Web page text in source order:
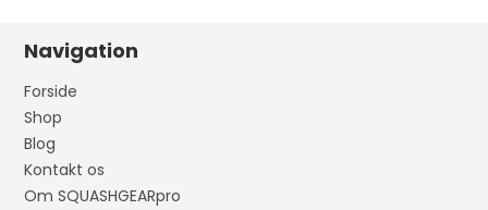
Navigation
Forside
Shop
Blog
Kontakt os
Om SQUASHGEARpro